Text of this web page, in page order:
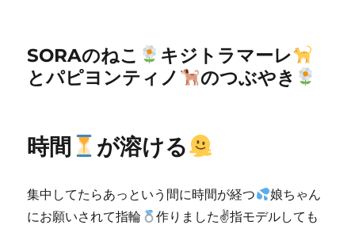
SORAのねこ
キジトラマーレ
とパピヨンティノ
のつぶやき
時間 が溶ける
集中してたらあっという間に時間が経つ
娘ちゃん
にお願いされて指輪
作りました✌指モデルしても